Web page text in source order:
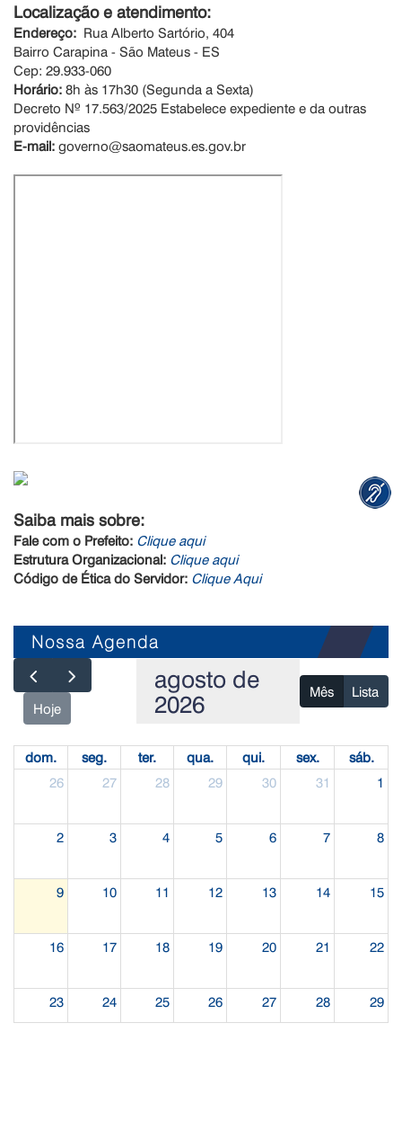
Localização e atendimento:
Endereço: Rua Alberto Sartório, 404
Bairro Carapina - São Mateus - ES
Cep: 29.933-060
Horário: 8h às 17h30 (Segunda a Sexta)
Decreto Nº 17.563/2025 Estabelece expediente e da outras
providências
E-mail: governo@saomateus.es.gov.br
Saiba mais sobre:
Fale com o Prefeito: Clique aqui
Estrutura Organizacional: Clique aqui
Código de Ética do Servidor: Clique Aqui
Nossa Agenda
Hoje
agosto de
2026
Mês Lista
dom. seg. ter. qua. qui. sex.
sáb.
26
27 28 29 30 31 1
2 3 4 5 6 7 8
9 10 11 12 13 14 15
16 17 18 19 20 21 22
23 24 25 26 27 28 29